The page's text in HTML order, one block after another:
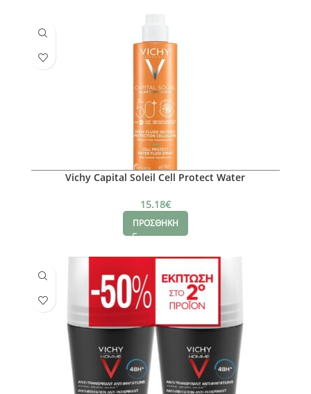
Vichy Capital Soleil Cell Protect Water
15.18€
ΠΡΟΣΘΗΚΗ